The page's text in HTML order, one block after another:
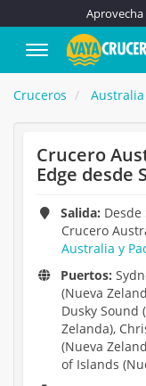
Cruceros Australia
Crucero
Edge desde
Salida:
Crucero
Australia y
Puertos:
(Nueva
Dusky Sound
Zelanda),
(Nueva
of Islands